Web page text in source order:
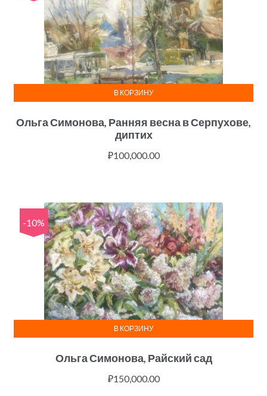
Ольга Симонова, Ранняя весна в Серпухове,
диптих
₽100,000.00
В КОРЗИНУ
-10%
Ольга Симонова, Райский сад
₽150,000.00
В КОРЗИНУ